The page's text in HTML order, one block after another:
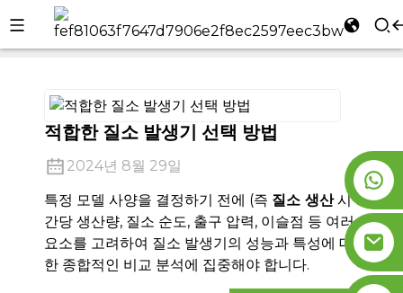
집 회사 소식
적합한 질소 발생기 선택 방법
2024년 8월 29일
특정 모델 사양을 결정하기 전에 (즉 질소 생산시
간당 생산량, 질소 순도, 출구 압력, 이슬점 등 여러
요소를 고려하여 질소 발생기의 성능과 특성에 대
한 종합적인 비교 분석에 집중해야 합니다.